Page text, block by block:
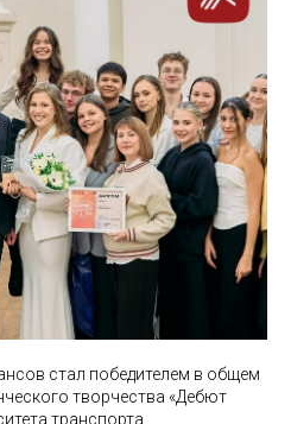
стал победителем в общем
творчества «Дебют
транспорта.